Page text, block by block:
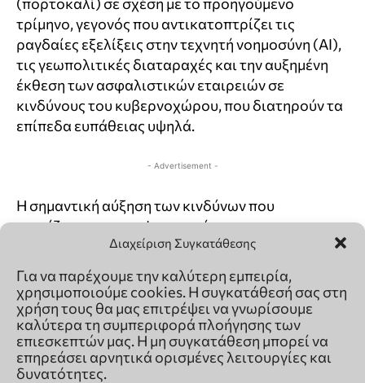
Διαχείριση Συγκατάθεσης
Για να παρέχουμε την καλύτερη εμπειρία,
χρησιμοποιούμε cookies. Η συγκατάθεσή σας στη
χρήση τους θα μας επιτρέψει να γνωρίσουμε
καλύτερα τη συμπεριφορά πλοήγησης των
επιεσκεπτών μας. Η μη συγκατάθεση μπορεί να
επηρεάσει αρνητικά ορισμένες λειτουργίες και
δυνατότητες.